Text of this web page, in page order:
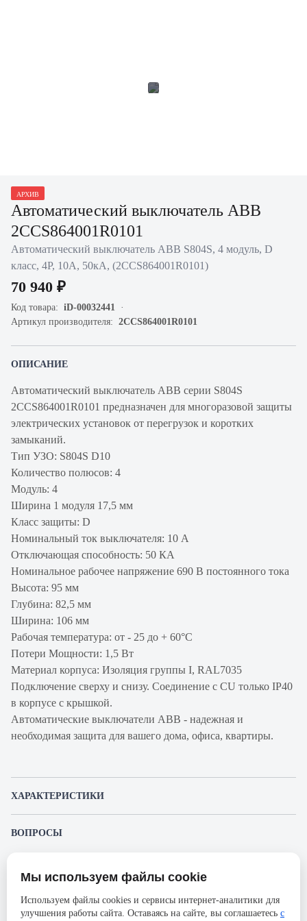
АРХИВ
Автоматический выключатель ABB
2CCS864001R0101
Автоматический выключатель ABB S804S, 4 модуль, D
класс, 4P, 10А, 50кА, (2CCS864001R0101)
70 940 ₽
Код товара: iD-00032441
Артикул производителя: 2CCS864001R0101
ОПИСАНИЕ
Автоматический выключатель ABB серии S804S
2CCS864001R0101 предназначен для многоразовой защиты
электрических установок от перегрузок и коротких
замыканий.
Тип УЗО: S804S D10
Количество полюсов: 4
Модуль: 4
Ширина 1 модуля 17,5 мм
Класс защиты: D
Номинальный ток выключателя: 10 А
Отключающая способность: 50 КА
Номинальное рабочее напряжение 690 В постоянного тока
Высота: 95 мм
Глубина: 82,5 мм
Ширина: 106 мм
Рабочая температура: от - 25 до + 60°С
Потери Мощности: 1,5 Вт
Материал корпуса: Изоляция группы I, RAL7035
Подключение сверху и снизу. Соединение с CU только IP40
в корпусе с крышкой.
Автоматические выключатели ABB - надежная и
необходимая защита для вашего дома, офиса, квартиры.
ХАРАКТЕРИСТИКИ
Производитель
Серия
S804S
ВОПРОСЫ
Пожалуйста, авторизуйтесь, чтобы иметь
Представленные изображения и характеристики могут отличаться от реального
без предварительного уведомления. Компания АйДистрибьют не несёт
ответственности в случае не соответствия текущей модели товаров фотографиям,
Мы используем файлы cookie
Используем файлы cookies и сервисы интернет-аналитики для
улучшения работы сайта. Оставаясь на сайте, вы соглашаетесь с